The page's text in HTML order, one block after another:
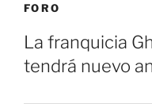
FORO
La franquicia
tendrá nuevo